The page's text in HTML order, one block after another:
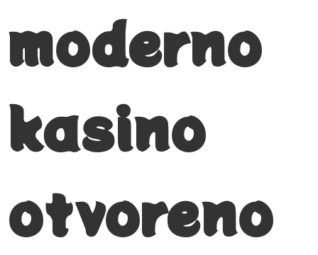
moderno
kasino
otvoreno